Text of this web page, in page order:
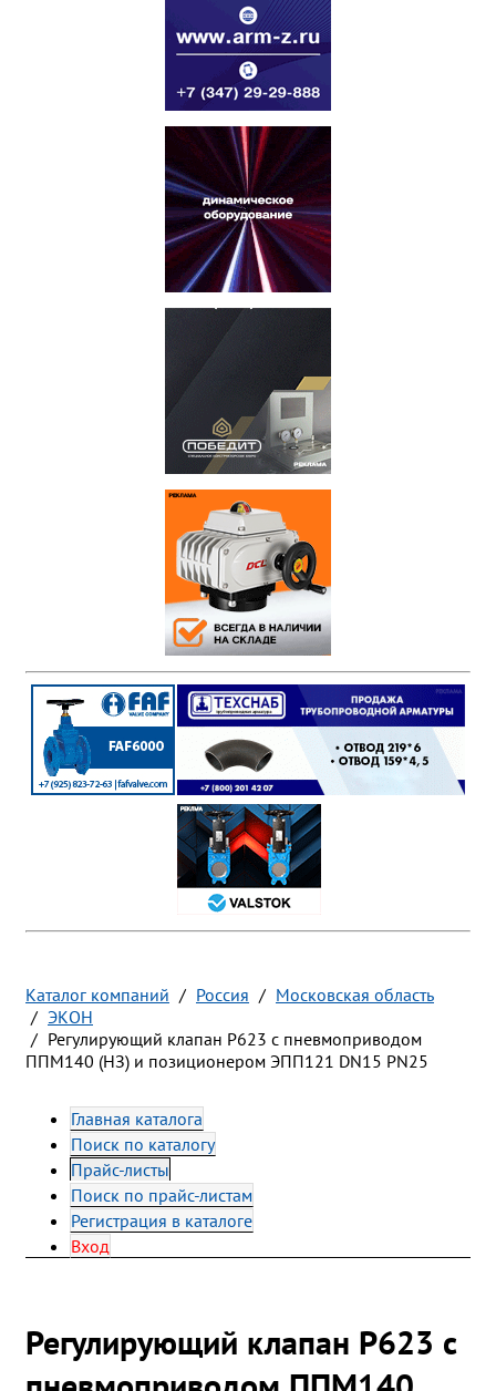
Каталог компаний Россия
Московская область
ЭКОН
Регулирующий клапан Р623 с пневмоприводом
ППМ140 (НЗ) и позиционером ЭПП121 DN15 PN25
Главная каталога
Поиск по каталогу
Прайс-листы
Поиск по прайс-листам
Регистрация в каталоге
Вход
Регулирующий клапан Р623 с